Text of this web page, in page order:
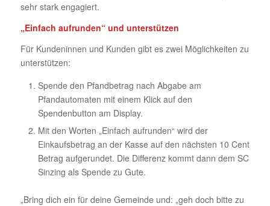
sehr stark engagiert.
„Einfach aufrunden“ und unterstützen
Für Kundeninnen und Kunden gibt es zwei Möglichkeiten zu
unterstützen:
Spende den Pfandbetrag nach Abgabe am
Pfandautomaten mit einem Klick auf den
Spendenbutton am Display.
Mit den Worten „Einfach aufrunden“ wird der
Einkaufsbetrag an der Kasse auf den nächsten 10 Cent
Betrag aufgerundet. Die Differenz kommt dann dem SC
Sinzing als Spende zu Gute.
„Bring dich ein für deine Gemeinde und: „geh doch bitte zu